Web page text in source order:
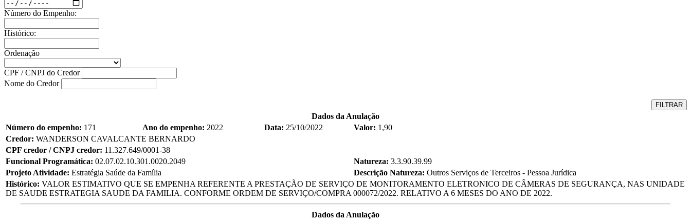
Número do Empenho:
Histórico:
Ordenação
CPF / CNPJ do Credor
Nome do Credor
FILTRAR
Dados da Anulação
Número do empenho: 171 Ano do empenho: 2022 Data: 25/10/2022 Valor: 1,90
Credor: WANDERSON CAVALCANTE BERNARDO
CPF credor / CNPJ credor: 11.327.649/0001-38
Funcional Programática: 02.07.02.10.301.0020.2049 Natureza: 3.3.90.39.99
Projeto Atividade: Estratégia Saúde da Família Descrição Natureza: Outros Serviços de Terceiros - Pessoa Jurídica
Histórico: VALOR ESTIMATIVO QUE SE EMPENHA REFERENTE A PRESTAÇÃO DE SERVIÇO DE MONITORAMENTO ELETRONICO DE CÂMERAS DE SEGURANÇA, NAS UNIDADE
DE SAUDE ESTRATEGIA SAUDE DA FAMILIA. CONFORME ORDEM DE SERVIÇO/COMPRA 000072/2022. RELATIVO A 6 MESES DO ANO DE 2022.
Dados da Anulação